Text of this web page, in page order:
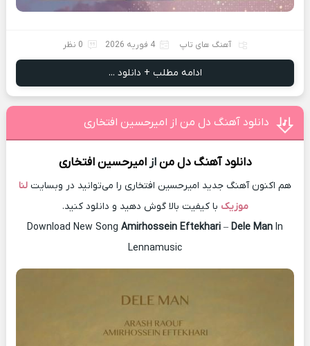
آهنگ های تاپ 4 فوریه 2026 0 نظر
ادامه مطلب + دانلود ...
دانلود آهنگ دل من از امیرحسین افتخاری
دانلود آهنگ دل منازامیرحسین افتخاری
هم اکنون آهنگ جدید امیرحسین افتخاری را می‌توانید در وبسایت لنا
موزیک با کیفیت بالا گوش دهید و دانلود کنید.
Download New Song Amirhossein Eftekhari – Dele Man In
Lennamusic